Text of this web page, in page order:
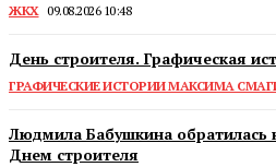
ЖКХ 09.08.2026 10:48
День строителя. Графическая
ГРАФИЧЕСКИЕ ИСТОРИИ МАКСИМА
Людмила Бабушкина обратилась
Днем строителя